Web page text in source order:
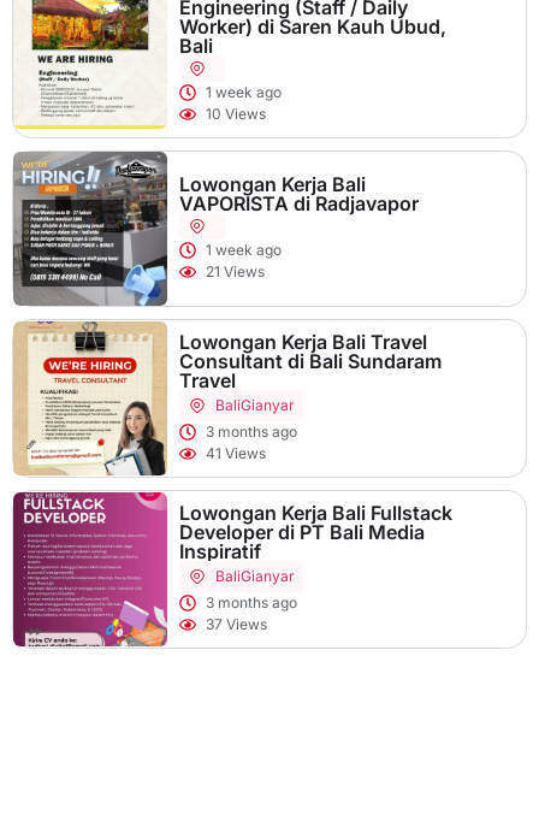
Engineering (Staff / Daily
Worker) di Saren Kauh Ubud,
Bali
1 week ago
10 Views
Lowongan Kerja Bali
VAPORISTA di Radjavapor
1 week ago
21 Views
Lowongan Kerja Bali Travel
Consultant di Bali Sundaram
Travel
BaliGianyar
3 months ago
41 Views
Lowongan Kerja Bali Fullstack
Developer di PT Bali Media
Inspiratif
BaliGianyar
3 months ago
37 Views